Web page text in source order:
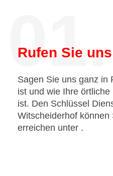
01.
Rufen Sie
Sagen Sie uns ganz in
ist und wie Ihre
ist. Den Schlüssel
Witscheiderhof können
erreichen unter .